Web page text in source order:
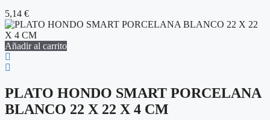
5,14 €
Añadir al carrito
PLATO HONDO SMART PORCELANA
BLANCO 22 X 22 X 4 CM